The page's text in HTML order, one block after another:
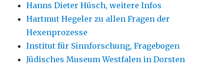
Hanns Dieter Hüsch, weitere Infos
Hartmut Hegeler zu allen Fragen der
Hexenprozesse
Institut für Sinnforschung, Fragebogen
Jüdisches Museum Westfalen in Dorsten